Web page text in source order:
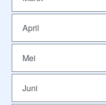
April
Mei
Juni